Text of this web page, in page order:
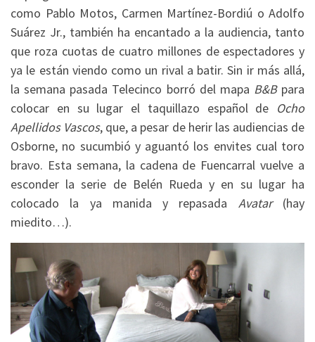
como Pablo Motos, Carmen Martínez-Bordiú o Adolfo
Suárez Jr., también ha encantado a la audiencia, tanto
que roza cuotas de cuatro millones de espectadores y
ya le están viendo como un rival a batir. Sin ir más allá,
la semana pasada Telecinco borró del mapa B&Bpara
colocar en su lugar el taquillazo español de Ocho
Apellidos Vascos, que, a pesar de herir las audiencias de
Osborne, no sucumbió y aguantó los envites cual toro
bravo. Esta semana, la cadena de Fuencarral vuelve a
esconder la serie de Belén Rueda y en su lugar ha
colocado la ya manida y repasada Avatar (hay
miedito…).